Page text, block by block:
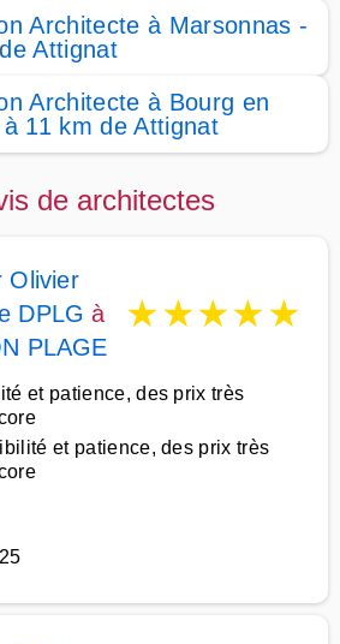
Architecte à Marsonnas -
Attignat
Architecte à Bourg en
11 km de Attignat
de architectes
Olivier
DPLG à
PLAGE
★★★★★
et patience, des prix très
et patience, des prix très